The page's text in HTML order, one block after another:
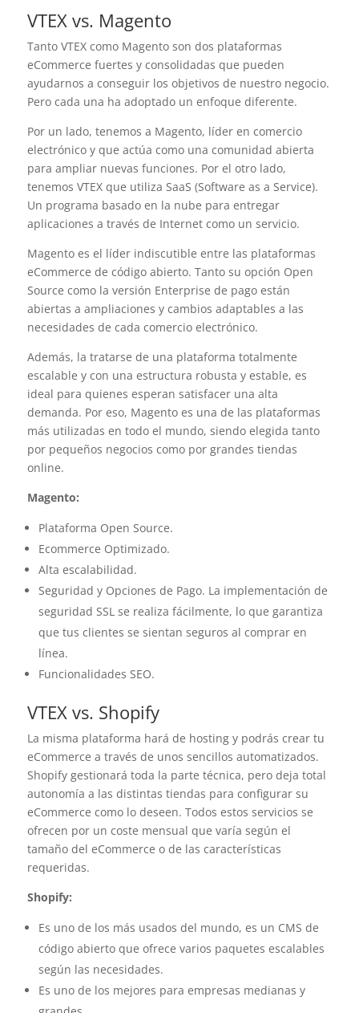
VTEX vs. Magento
Tanto VTEX como Magento son dos plataformas
eCommerce fuertes y consolidadas que pueden
ayudarnos a conseguir los objetivos de nuestro negocio.
Pero cada una ha adoptado un enfoque diferente.
Por un lado, tenemos a Magento, líder en comercio
electrónico y que actúa como una comunidad abierta
para ampliar nuevas funciones. Por el otro lado,
tenemos VTEX que utiliza SaaS (Software as a Service).
Un programa basado en la nube para entregar
aplicaciones a través de Internet como un servicio.
Magento es el líder indiscutible entre las plataformas
eCommerce de código abierto. Tanto su opción Open
Source como la versión Enterprise de pago están
abiertas a ampliaciones y cambios adaptables a las
necesidades de cada comercio electrónico.
Además, la tratarse de una plataforma totalmente
escalable y con una estructura robusta y estable, es
ideal para quienes esperan satisfacer una alta
demanda. Por eso, Magento es una de las plataformas
más utilizadas en todo el mundo, siendo elegida tanto
por pequeños negocios como por grandes tiendas
online.
Magento:
Plataforma Open Source.
Ecommerce Optimizado.
Alta escalabilidad.
Seguridad y Opciones de Pago. La implementación de
seguridad SSL se realiza fácilmente, lo que garantiza
que tus clientes se sientan seguros al comprar en
línea.
Funcionalidades SEO.
VTEX vs. Shopify
La misma plataforma hará de hosting y podrás crear tu
eCommerce a través de unos sencillos automatizados.
Shopify gestionará toda la parte técnica, pero deja total
autonomía a las distintas tiendas para configurar su
eCommerce como lo deseen. Todos estos servicios se
ofrecen por un coste mensual que varía según el
tamaño del eCommerce o de las características
requeridas.
Shopify:
Es uno de los más usados del mundo, es un CMS de
código abierto que ofrece varios paquetes escalables
según las necesidades.
Es uno de los mejores para empresas medianas y